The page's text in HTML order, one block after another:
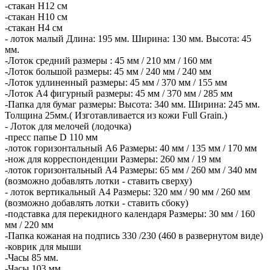
-стакан Н12 см
-стакан Н10 см
-стакан Н4 см
- лоток малый Длина: 195 мм. Ширина: 130 мм. Высота: 45
мм.
-Лоток средний размеры : 45 мм / 210 мм / 160 мм
-Лоток большой размеры: 45 мм / 240 мм / 240 мм
-Лоток удлиненный размеры: 45 мм / 370 мм / 155 мм
-Лоток А4 фигурный размеры: 45 мм / 370 мм / 285 мм
-Папка для бумаг размеры: Высота: 340 мм. Ширина: 245 мм.
Толщина 25мм.( Изготавливается из кожи Full Grain.)
- Лоток для мелочей (лодочка)
-пресс папье D 110 мм
-лоток горизонтальный А6 Размеры: 40 мм / 135 мм / 170 мм
-нож для корреспонденции Размеры: 260 мм / 19 мм
-лоток горизонтальный А4 Размеры: 65 мм / 260 мм / 340 мм
(возможно добавлять лотки - ставить сверху)
- лоток вертикальный А4 Размеры: 320 мм / 90 мм / 260 мм
(возможно добавлять лотки - ставить сбоку)
-подставка для перекидного календаря Размеры: 30 мм / 160
мм / 220 мм
-Папка кожаная на подпись 330 /230 (460 в развернутом виде)
-коврик для мыши
-Часы 85 мм.